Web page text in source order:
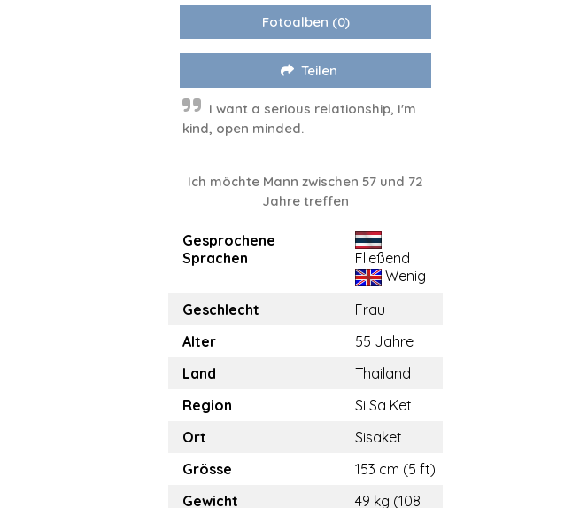
Fotoalben (0)
Teilen
I want a serious relationship, I'm
kind, open minded.
Ich möchte Mann zwischen 57 und 72
Jahre treffen
Gesprochene
Sprachen
Fließend
Wenig
Geschlecht
Frau
Alter
55 Jahre
Land
Thailand
Region
Si Sa Ket
Ort
Sisaket
Grösse
153 cm (5 ft)
Gewicht
49 kg (108